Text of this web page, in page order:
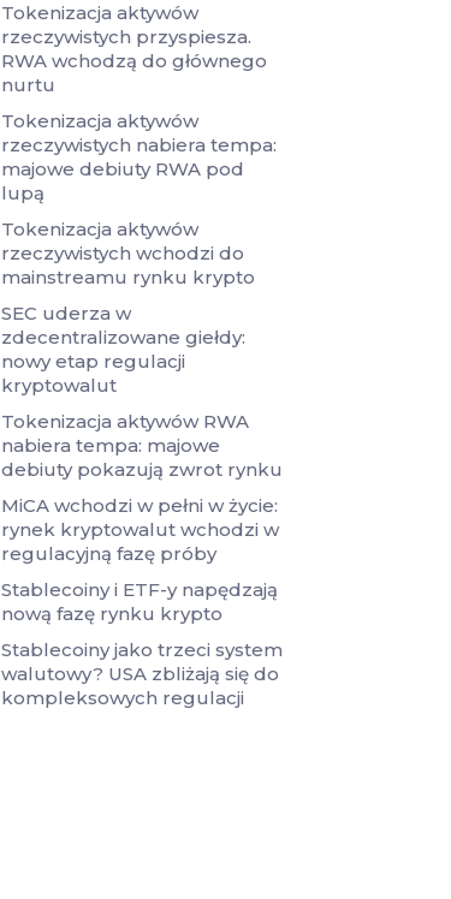
Tokenizacja aktywów
rzeczywistych przyspiesza.
RWA wchodzą do głównego
nurtu
Tokenizacja aktywów
rzeczywistych nabiera tempa:
majowe debiuty RWA pod
lupą
Tokenizacja aktywów
rzeczywistych wchodzi do
mainstreamu rynku krypto
SEC uderza w
zdecentralizowane giełdy:
nowy etap regulacji
kryptowalut
Tokenizacja aktywów RWA
nabiera tempa: majowe
debiuty pokazują zwrot rynku
MiCA wchodzi w pełni w życie:
rynek kryptowalut wchodzi w
regulacyjną fazę próby
Stablecoiny i ETF-y napędzają
nową fazę rynku krypto
Stablecoiny jako trzeci system
walutowy? USA zbliżają się do
kompleksowych regulacji